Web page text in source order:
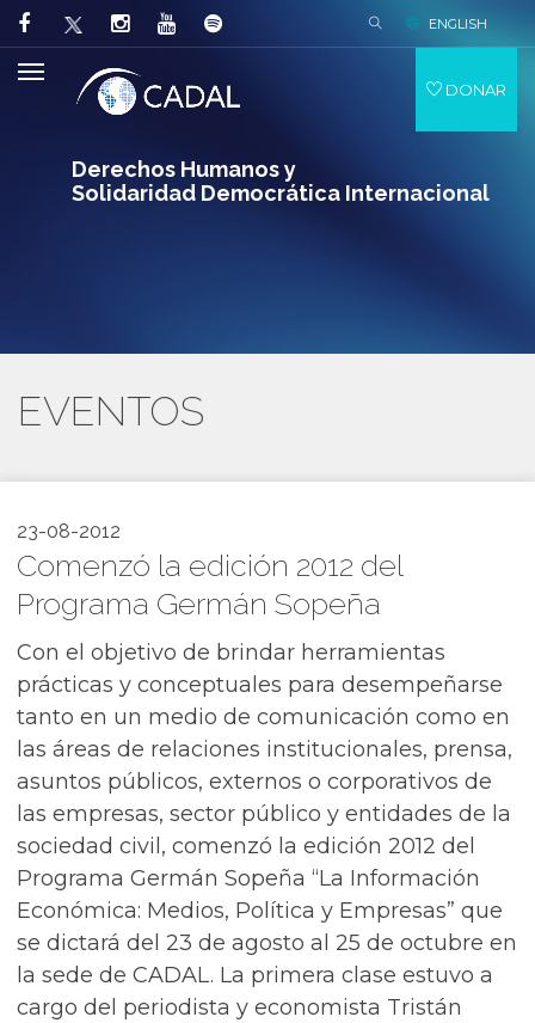
Derechos Humanos y
Solidaridad Democrática Internacional
ENGLISH
DONAR
EVENTOS
23-08-2012
Comenzó la edición 2012 del
Programa Germán Sopeña
Con el objetivo de brindar herramientas
prácticas y conceptuales para desempeñarse
tanto en un medio de comunicación como en
las áreas de relaciones institucionales, prensa,
asuntos públicos, externos o corporativos de
las empresas, sector público y entidades de la
sociedad civil, comenzó la edición 2012 del
Programa Germán Sopeña “La Información
Económica: Medios, Política y Empresas” que
se dictará del 23 de agosto al 25 de octubre en
la sede de CADAL. La primera clase estuvo a
cargo del periodista y economista Tristán